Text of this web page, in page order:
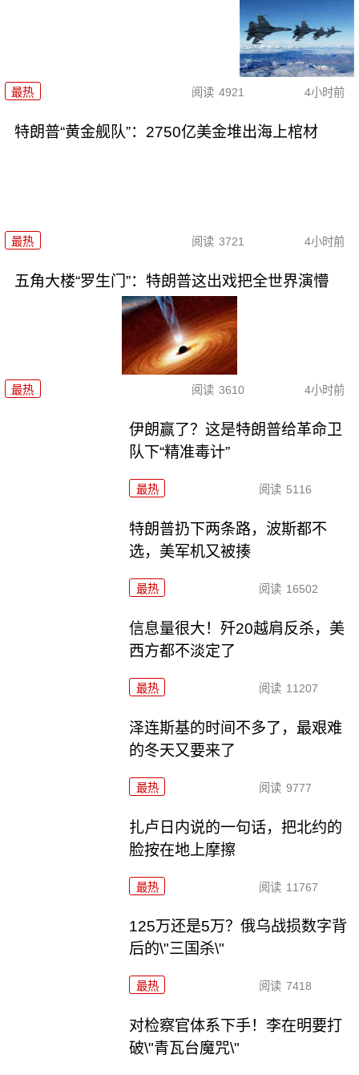
最热 阅读 4921 4小时前
特朗普“黄金舰队”：2750亿美金堆出海上棺材
最热 阅读 3721 4小时前
五角大楼“罗生门”：特朗普这出戏把全世界演懵
最热 阅读 3610 4小时前
伊朗赢了？这是特朗普给革命卫
队下“精准毒计”
最热 阅读 5116
特朗普扔下两条路，波斯都不
选，美军机又被揍
最热 阅读 16502
信息量很大！歼20越肩反杀，美
西方都不淡定了
最热 阅读 11207
泽连斯基的时间不多了，最艰难
的冬天又要来了
最热 阅读 9777
扎卢日内说的一句话，把北约的
脸按在地上摩擦
最热 阅读 11767
125万还是5万？俄乌战损数字背
后的\"三国杀\"
最热 阅读 7418
对检察官体系下手！李在明要打
破\"青瓦台魔咒\"